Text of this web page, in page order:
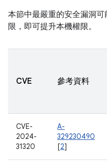
本節中最嚴重的安全漏洞
限，即可提升本機權限。
CVE 參考資料
CVE-
2024-
31320
A-
329230490
[2]